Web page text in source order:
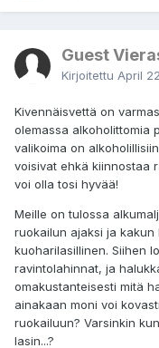
Guest
Kirjoitettu April
Kivennäisvettä on
olemassa alkoholittomia
valikoima on
voisivat ehkä kiinnostaa
voi olla tosi hyvää!
Meille on tulossa
ruokailun ajaksi ja
kuoharilasillinen. Siihen
ravintolahinnat, ja
omakustanteisesti mitä
ainakaan moni voi
ruokailuun? Varsinkin
lasin...?